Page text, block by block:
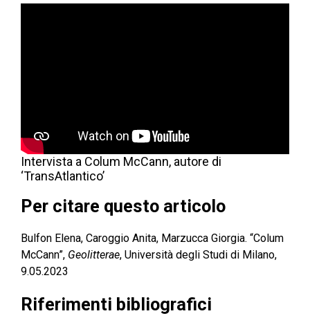
Intervista a Colum McCann, autore di
‘TransAtlantico’
Per citare questo articolo
Bulfon Elena, Caroggio Anita, Marzucca Giorgia. “Colum
McCann”, Geolitterae, Università degli Studi di Milano,
9.05.2023
Riferimenti bibliografici